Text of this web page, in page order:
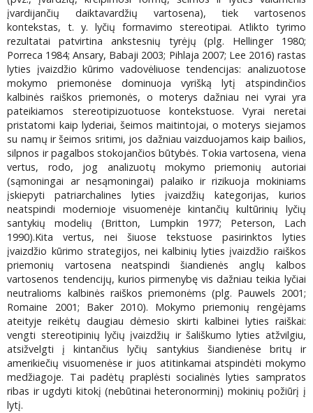
įvardijančių daiktavardžių vartosena), tiek vartosenos
kontekstas, t. y. lyčių formavimo stereotipai. Atlikto tyrimo
rezultatai patvirtina ankstesnių tyrėjų (plg. Hellinger 1980;
Porreca 1984; Ansary, Babaji 2003; Pihlaja 2007; Lee 2016) rastas
lyties įvaizdžio kūrimo vadovėliuose tendencijas: analizuotose
mokymo priemonėse dominuoja vyrišką lytį atspindinčios
kalbinės raiškos priemonės, o moterys dažniau nei vyrai yra
pateikiamos stereotipizuotuose kontekstuose. Vyrai neretai
pristatomi kaip lyderiai, šeimos maitintojai, o moterys siejamos
su namų ir šeimos sritimi, jos dažniau vaizduojamos kaip bailios,
silpnos ir pagalbos stokojančios būtybės. Tokia vartosena, viena
vertus, rodo, jog analizuotų mokymo priemonių autoriai
(sąmoningai ar nesąmoningai) palaiko ir rizikuoja mokiniams
įskiepyti patriarchalines lyties įvaizdžių kategorijas, kurios
neatspindi modernioje visuomenėje kintančių kultūrinių lyčių
santykių modelių (Britton, Lumpkin 1977; Peterson, Lach
1990).Kita vertus, nei šiuose tekstuose pasirinktos lyties
įvaizdžio kūrimo strategijos, nei kalbinių lyties įvaizdžio raiškos
priemonių vartosena neatspindi šiandienės anglų kalbos
vartosenos tendencijų, kurios pirmenybę vis dažniau teikia lyčiai
neutralioms kalbinės raiškos priemonėms (plg. Pauwels 2001;
Romaine 2001; Baker 2010). Mokymo priemonių rengėjams
ateityje reikėtų daugiau dėmesio skirti kalbinei lyties raiškai:
vengti stereotipinių lyčių įvaizdžių ir šališkumo lyties atžvilgiu,
atsižvelgti į kintančius lyčių santykius šiandienėse britų ir
amerikiečių visuomenėse ir juos atitinkamai atspindėti mokymo
medžiagoje. Tai padėtų praplėsti socialinės lyties sampratos
ribas ir ugdyti kitokį (nebūtinai heteronorminį) mokinių požiūrį į
lytį.